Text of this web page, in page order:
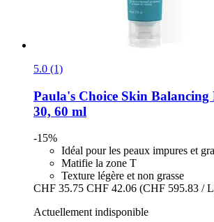
5.0 (1)
Paula's Choice Skin Balancing
30, 60 ml
-15%
Idéal pour les peaux impures et
Matifie la zone T
Texture légère et non grasse
CHF 35.75 CHF 42.06 (CHF 595.83 /
Actuellement indisponible